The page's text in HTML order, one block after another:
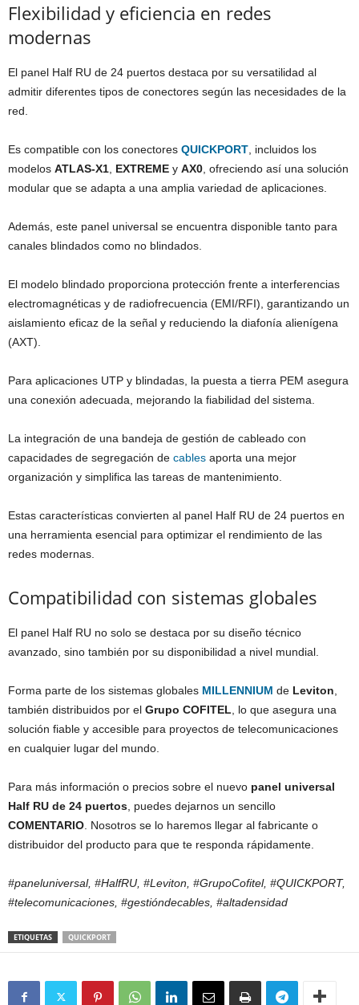
Flexibilidad y eficiencia en redes
modernas
El panel Half RU de 24 puertos destaca por su versatilidad al
admitir diferentes tipos de conectores según las necesidades de la
red.
Es compatible con los conectores QUICKPORT , incluidos los
modelos ATLAS-X1 EXTREME y AX0 , ofreciendo así una solución
modular que se adapta a una amplia variedad de aplicaciones.
Además, este panel universal se encuentra disponible tanto para
canales blindados como no blindados.
El modelo blindado proporciona protección frente a interferencias
electromagnéticas y de radiofrecuencia (EMI/RFI), garantizando un
aislamiento eficaz de la señal y reduciendo la diafonía alienígena
(AXT).
Para aplicaciones UTP y blindadas, la puesta a tierra PEM asegura
una conexión adecuada, mejorando la fiabilidad del sistema.
La integración de una bandeja de gestión de cableado con
capacidades de segregación de cables aporta una mejor
organización y simplifica las tareas de mantenimiento.
Estas características convierten al panel Half RU de 24 puertos en
una herramienta esencial para optimizar el rendimiento de las
redes modernas.
Compatibilidad con sistemas globales
El panel Half RU no solo se destaca por su diseño técnico
avanzado, sino también por su disponibilidad a nivel mundial.
Forma parte de los sistemas globales MILLENNIUM de Leviton
también distribuidos por el Grupo COFITEL , lo que asegura una
solución fiable y accesible para proyectos de telecomunicaciones
en cualquier lugar del mundo.
Para más información o precios sobre el nuevo panel universal
Half RU de 24 puertos , puedes dejarnos un sencillo
COMENTARIO . Nosotros se lo haremos llegar al fabricante o
distribuidor del producto para que te responda rápidamente.
#paneluniversal, #HalfRU, #Leviton, #GrupoCofitel, #QUICKPORT,
#telecomunicaciones, #gestióndecables, #altadensidad
ETIQUETAS QUICKPORT